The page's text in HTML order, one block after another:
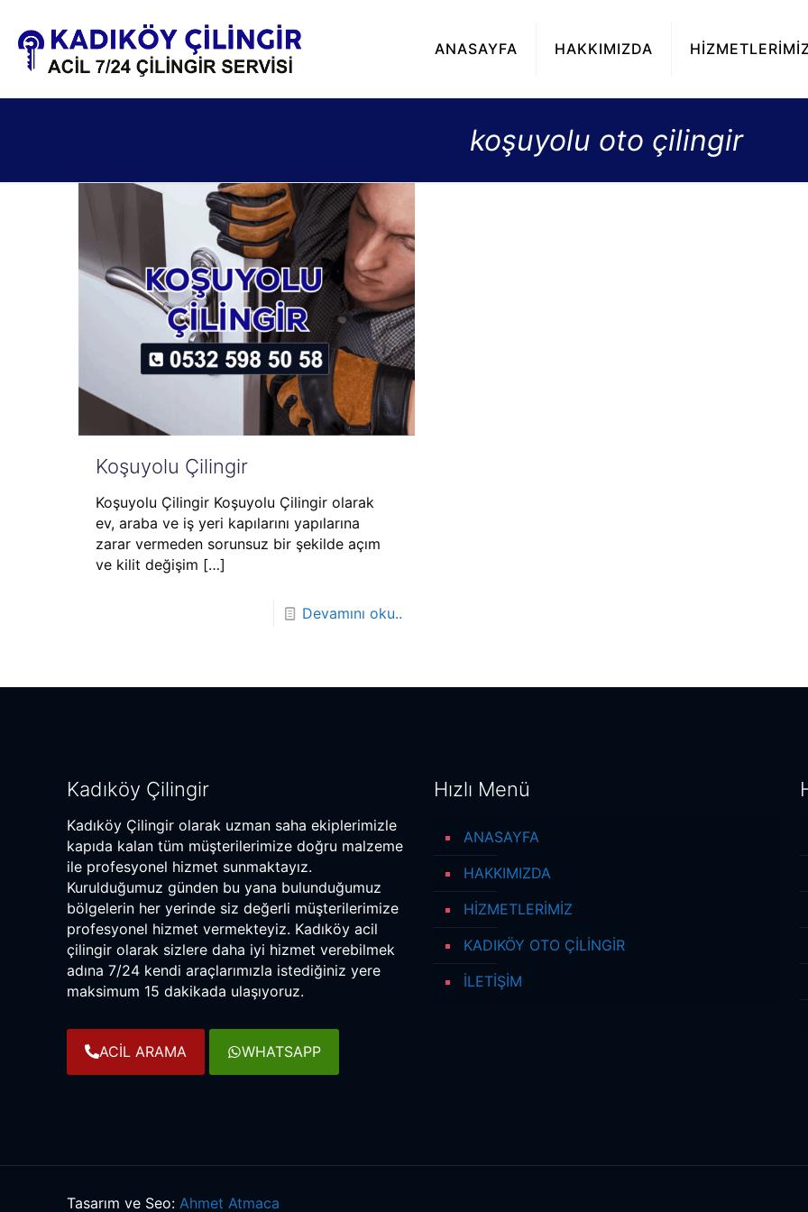
ANASAYFA HAKKIMIZDA
koşuyolu oto çilingir
Koşuyolu Çilingir
Koşuyolu Çilingir Koşuyolu Çilingir olarak
ev, araba ve iş yeri kapılarını yapılarına
zarar vermeden sorunsuz bir şekilde açım
ve kilit değişim […]
Devamını oku..
Kadıköy Çilingir
Kadıköy Çilingir olarak uzman saha ekiplerimizle
kapıda kalan tüm müşterilerimize doğru malzeme
ile profesyonel hizmet sunmaktayız.
Kurulduğumuz günden bu yana bulunduğumuz
bölgelerin her yerinde siz değerli müşterilerimize
profesyonel hizmet vermekteyiz. Kadıköy acil
çilingir olarak sizlere daha iyi hizmet verebilmek
adına 7/24 kendi araçlarımızla istediğiniz yere
maksimum 15 dakikada ulaşıyoruz.
ACİL ARAMA WHATSAPP
Hızlı Menü
ANASAYFA
HAKKIMIZDA
HİZMETLERİMİZ
KADIKÖY OTO ÇİLİNGİR
İLETİŞİM
Tasarım ve Seo: Ahmet Atmaca